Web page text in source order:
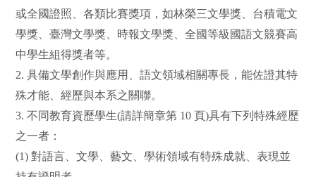
或全國證照、各類比賽獎項，如林榮三文學獎、台積電文
學獎、臺灣文學獎、時報文學獎、全國等級國語文競賽高
中學生組得獎者等。
2.具備文學創作與應用、語文領域相關專長，能佐證其特
殊才能、經歷與本系之關聯。
3.不同教育資歷學生(請詳簡章第 10 頁)具有下列特殊經歷
之一者：
(1)對語言、文學、藝文、學術領域有特殊成就、表現並